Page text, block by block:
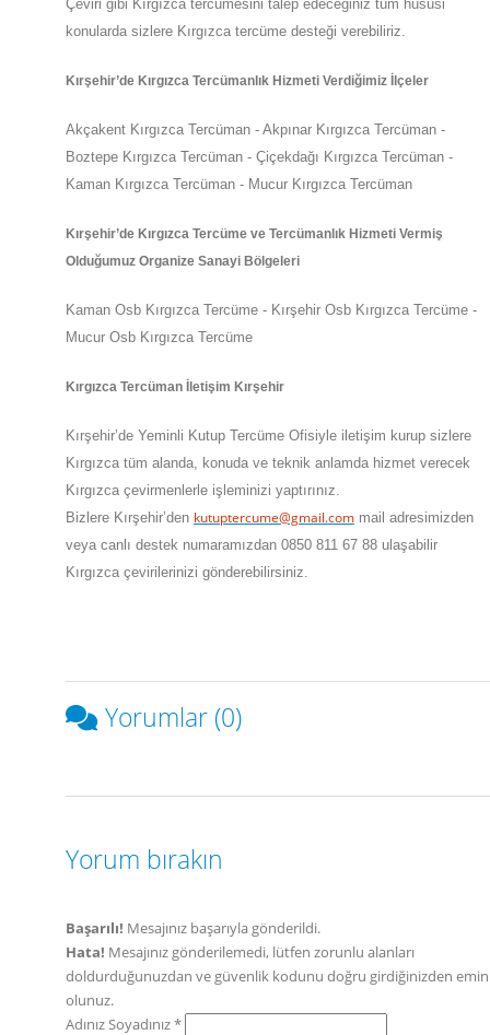
Çeviri gibi Kırgızca tercümesini talep edeceğiniz tüm hususi
konularda sizlere Kırgızca tercüme desteği verebiliriz.
Kırşehir’de Kırgızca Tercümanlık Hizmeti Verdiğimiz İlçeler
Akçakent Kırgızca Tercüman - Akpınar Kırgızca Tercüman -
Boztepe Kırgızca Tercüman - Çiçekdağı Kırgızca Tercüman -
Kaman Kırgızca Tercüman - Mucur Kırgızca Tercüman
Kırşehir’de Kırgızca Tercüme ve Tercümanlık Hizmeti Vermiş
Olduğumuz Organize Sanayi Bölgeleri
Kaman Osb Kırgızca Tercüme - Kırşehir Osb Kırgızca Tercüme -
Mucur Osb Kırgızca Tercüme
Kırgızca Tercüman İletişim Kırşehir
Kırşehir’de Yeminli Kutup Tercüme Ofisiyle iletişim kurup sizlere
Kırgızca tüm alanda, konuda ve teknik anlamda hizmet verecek
Kırgızca çevirmenlerle işleminizi yaptırınız.
Bizlere Kırşehir’den kutuptercume@gmail.com mail adresimizden
veya canlı destek numaramızdan 0850 811 67 88 ulaşabilir
Kırgızca çevirilerinizi gönderebilirsiniz.
Yorumlar (0)
Yorum bırakın
Başarılı! Mesajınız başarıyla gönderildi.
Hata! Mesajınız gönderilemedi, lütfen zorunlu alanları
doldurduğunuzdan ve güvenlik kodunu doğru girdiğinizden emin
olunuz.
Adınız Soyadınız *